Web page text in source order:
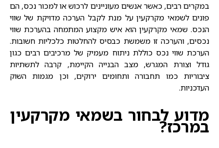
במקרים רבים, כאשר אנשים מעוניינים לרכוש או למכור נכס, הם
פונים לשמאי מקרקעיןעל מנת לקבל הערכה מדויקת של שווי
הנכס. שמאי מקרקעין הוא איש מקצוע המתמחה בהערכת שווי
נכסים, והערכה זו משמשת כבסיס להחלטות כלכליות חשובות.
הערכת שווי נכס כוללת ניתוח מעמיק של מרכיבים רבים כגון
גודל וצורת המגרש, מצב הבנייה הקיימת, קרבה לתשתיות
ציבוריות כמו תחבורה ותחומים ירוקים, וכן מגמות השוק
העדכניות.
מדוע לבחור בשמאי מקרקעין
במרכז?